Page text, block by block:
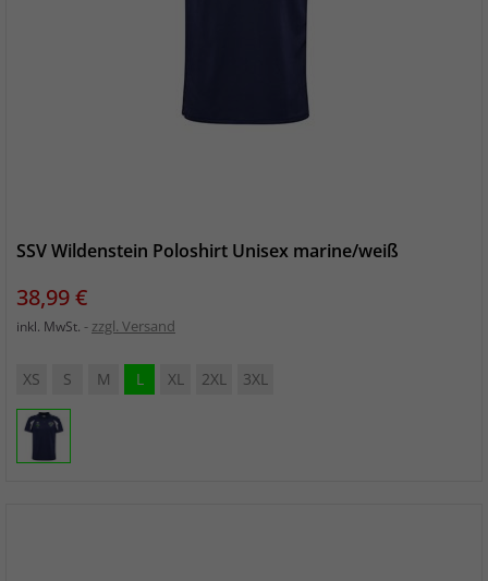
SSV Wildenstein Poloshirt Unisex marine/weiß
Preis
38,99 €
inkl. MwSt. zzgl. Versand
XS S M L XL 2XL 3XL